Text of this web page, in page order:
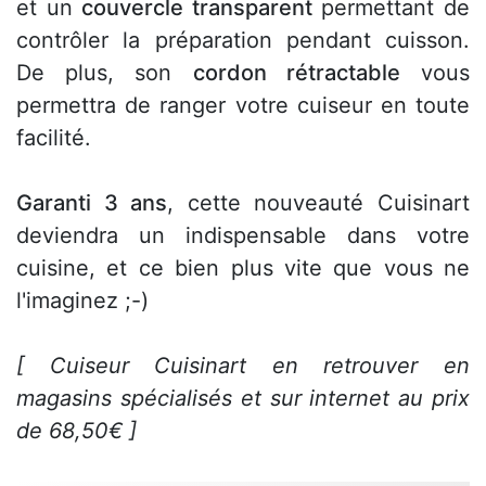
et un couvercle transparentpermettant de
contrôler la préparation pendant cuisson.
De plus, son cordon rétractable vous
permettra de ranger votre cuiseur en toute
facilité.
Garanti 3 ans, cette nouveauté Cuisinart
deviendra un indispensable dans votre
cuisine, et ce bien plus vite que vous ne
l'imaginez ;-)
[ Cuiseur Cuisinart en retrouver en
magasins spécialisés et sur internet au prix
de 68,50€ ]